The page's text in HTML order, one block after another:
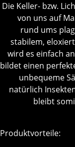
Die Keller- bzw.
von uns auf
rund ums
stabilem,
wird es einfach
bildet einen
unbequeme
natürlich
bleibt
Produktvorteile: